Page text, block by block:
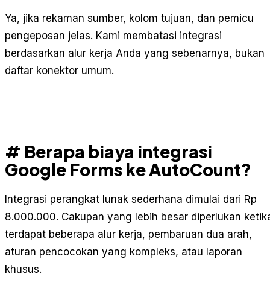
Ya, jika rekaman sumber, kolom tujuan, dan pemicu
pengeposan jelas. Kami membatasi integrasi
berdasarkan alur kerja Anda yang sebenarnya, bukan
daftar konektor umum.
# Berapa biaya integrasi
Google Forms ke AutoCount?
Integrasi perangkat lunak sederhana dimulai dari Rp
8.000.000. Cakupan yang lebih besar diperlukan
terdapat beberapa alur kerja, pembaruan dua arah,
aturan pencocokan yang kompleks, atau laporan
khusus.